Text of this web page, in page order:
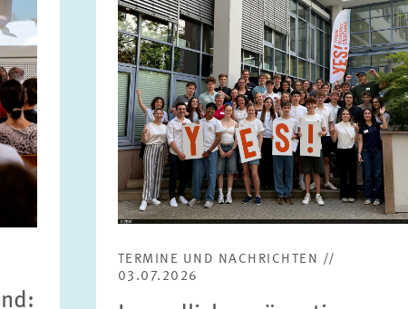
Ansicht
TERMINE UND NACHRICHTEN //
03.07.2026